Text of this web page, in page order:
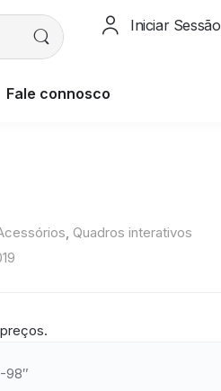
Iniciar Sessão
Fale connosco
, Quadros interativos
98″